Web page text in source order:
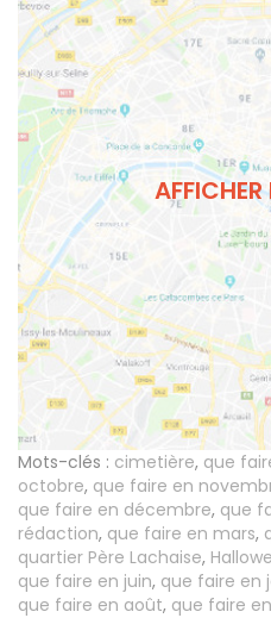
Mots-clés : cimetière, que
octobre, que faire en
que faire en décembre, que
rédaction, que faire en mars,
quartier Père Lachaise,
que faire en juin, que faire en
que faire en août, que faire